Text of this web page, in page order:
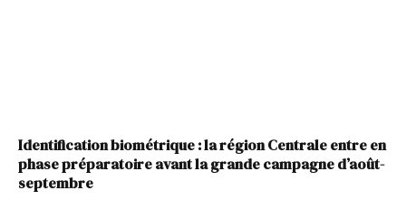
Identification biométrique : la région Centrale entre en
phase préparatoire avant la grande campagne d’août-
septembre